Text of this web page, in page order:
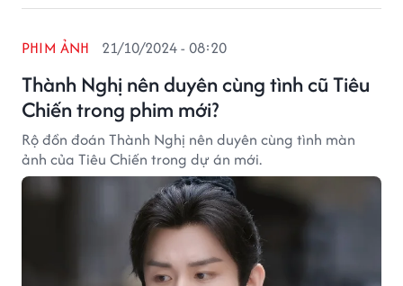
Thành Nghị nên duyên cùng tình cũ Tiêu
Chiến trong phim mới?
PHIM ẢNH 21/10/2024 - 08:20
Rộ đồn đoán Thành Nghị nên duyên cùng tình màn
ảnh của Tiêu Chiến trong dự án mới.